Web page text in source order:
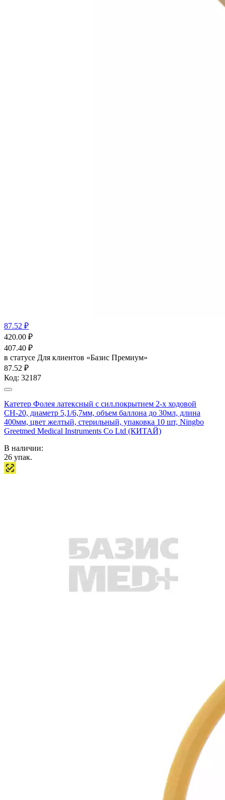
87.52 ₽
420.00 ₽
407.40 ₽
в статусе Для клиентов «Базис Премиум»
87.52 ₽
Код: 32187
Катетер Фолея латексный с сил.покрытием 2-х ходовой
СН-20, диаметр 5,1/6,7мм, объем баллона до 30мл, длина
400мм, цвет желтый, стерильный, упаковка 10 шт, Ningbo
Greetmed Medical Instruments Co Ltd (КИТАЙ)
В наличии:
26 упак.